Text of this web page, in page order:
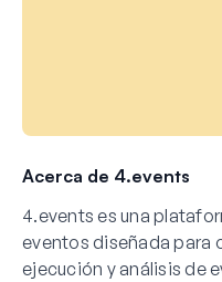
Acerca de 4.events
4.events es una
eventos diseñada para
ejecución y análisis de